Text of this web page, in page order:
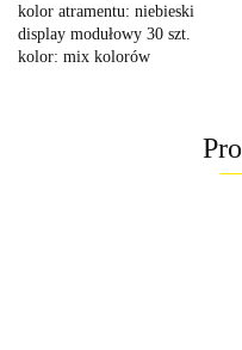
kolor atramentu: niebieski
display modułowy 30 szt.
kolor: mix kolorów